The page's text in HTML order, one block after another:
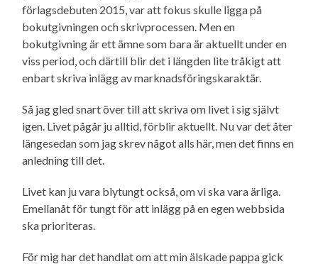
förlagsdebuten 2015, var att fokus skulle ligga på
bokutgivningen och skrivprocessen. Men en
bokutgivning är ett ämne som bara är aktuellt under en
viss period, och därtill blir det i längden lite tråkigt att
enbart skriva inlägg av marknads­förings­karaktär.
Så jag gled snart över till att skriva om livet i sig självt
igen. Livet pågår ju alltid, förblir aktuellt. Nu var det åter
längesedan som jag skrev något alls här, men det finns en
anledning till det.
Livet kan ju vara blytungt också, om vi ska vara ärliga.
Emellanåt för tungt för att inlägg på en egen webbsida
ska prioriteras.
För mig har det handlat om att min älskade pappa gick